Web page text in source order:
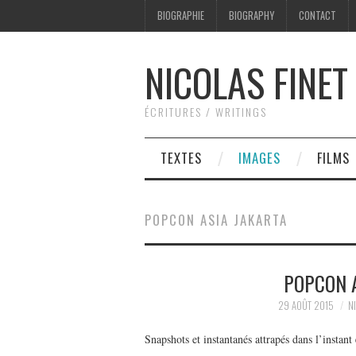
BIOGRAPHIE BIOGRAPHY CONTACT
NICOLAS FINET
ÉCRITURES / WRITINGS
TEXTES IMAGES FILMS
POPCON ASIA JAKARTA
29 AOÛT 2015
Snapshots et instantanés attrapés dans